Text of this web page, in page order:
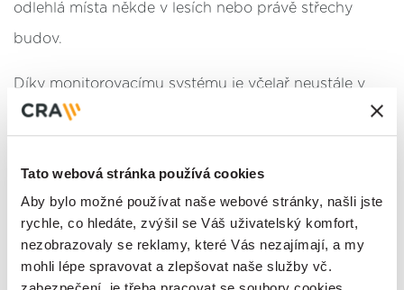
Tato webová stránka používá cookies
Aby bylo možné používat naše webové stránky, našli jste
rychle, co hledáte, zvýšil se Váš uživatelský komfort,
nezobrazovaly se reklamy, které Vás nezajímají, a my
mohli lépe spravovat a zlepšovat naše služby vč.
odlehlá místa někde v lesích nebo právě střechy
budov.
Díky monitorovacímu systému je včelař neustále v
obraze.
vydedukovat, jestli jsou včely ve stresu (případně
v jakém). Mohly přijít o matku, mají hlad, nebo měly
problém se škůdcem, což vše dokážeme zjistit.